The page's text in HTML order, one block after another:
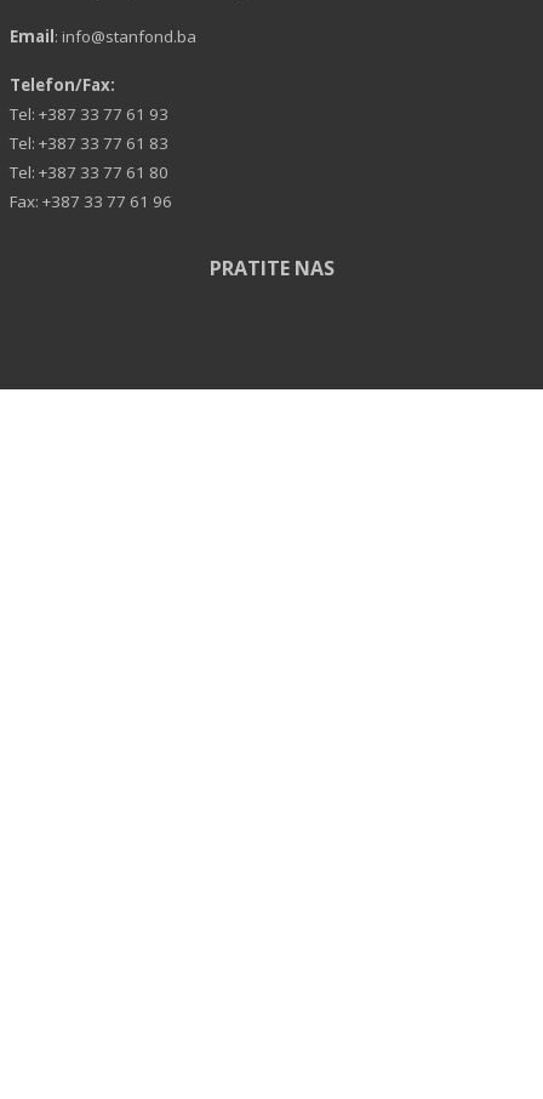
Email: info@stanfond.ba
Telefon/Fax:
Tel: +387 33 77 61 93
Tel: +387 33 77 61 83
Tel: +387 33 77 61 80
Fax: +387 33 77 61 96
PRATITE NAS